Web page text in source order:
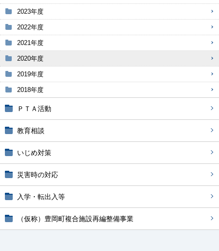
2023年度
2022年度
2021年度
2020年度
2019年度
2018年度
ＰＴＡ活動
教育相談
いじめ対策
災害時の対応
入学・転出入等
（仮称）豊岡町複合施設再編整備事業